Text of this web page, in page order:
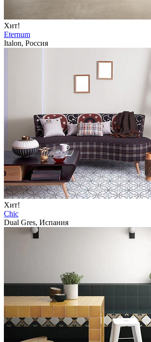
Хит!
Eternum
Italon, Россия
Хит!
Chic
Dual Gres, Испания